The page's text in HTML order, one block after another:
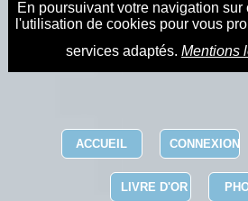
En poursuivant votre navigation sur
l'utilisation de cookies pour vous
services adaptés. Mentions
ACCUEIL CONNEXION
LIVRE D'OR